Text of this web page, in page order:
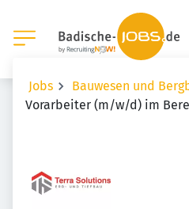
Jobs
Bauwesen und
Vorarbeiter (m/w/d) im